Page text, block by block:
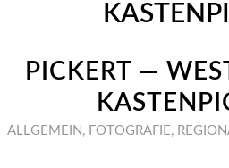
PICKERT —
ALLGEMEIN , FOTOGRAFIE,